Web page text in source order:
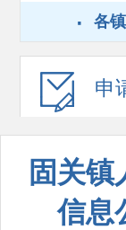
· 各镇
申
固关镇
信息